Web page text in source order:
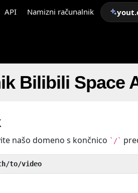
API Namizni računalnik
Bilibili Space
našo domeno s končnico `/`
to/video